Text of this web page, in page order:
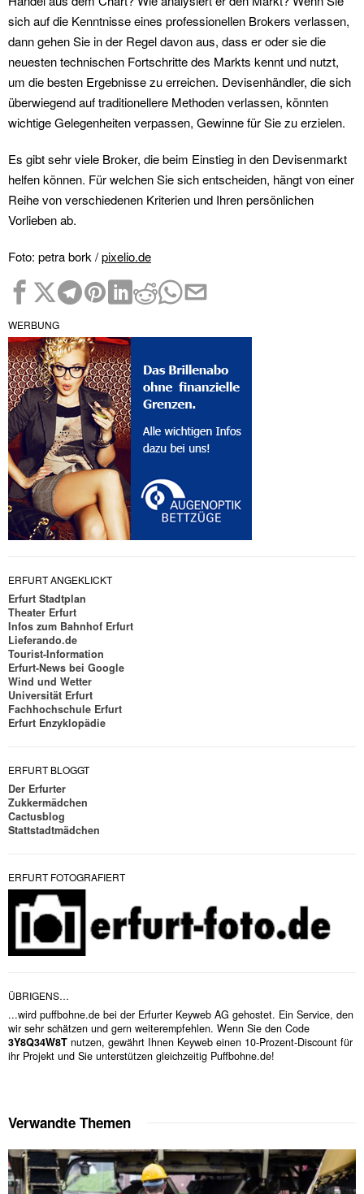
sich auf die Kenntnisse eines professionellen Brokers verlassen,
dann gehen Sie in der Regel davon aus, dass er oder sie die
neuesten technischen Fortschritte des Markts kennt und nutzt,
um die besten Ergebnisse zu erreichen. Devisenhändler, die sich
überwiegend auf traditionellere Methoden verlassen, könnten
wichtige Gelegenheiten verpassen, Gewinne für Sie zu erzielen.
Es gibt sehr viele Broker, die beim Einstieg in den Devisenmarkt
helfen können. Für welchen Sie sich entscheiden, hängt von einer
Reihe von verschiedenen Kriterien und Ihren persönlichen
Vorlieben ab.
Foto: petra bork /pixelio.de
WERBUNG
ERFURT ANGEKLICKT
Erfurt Stadtplan
Theater Erfurt
Infos zum Bahnhof Erfurt
Lieferando.de
Tourist-Information
Erfurt-News bei Google
Wind und Wetter
Universität Erfurt
Fachhochschule Erfurt
Erfurt Enzyklopädie
ERFURT BLOGGT
Der Erfurter
Zukkermädchen
Cactusblog
Stattstadtmädchen
ERFURT FOTOGRAFIERT
ÜBRIGENS…
...wird puffbohne.de bei der Erfurter Keyweb AG gehostet. Ein Service, den
wir sehr schätzen und gern weiterempfehlen. Wenn Sie den Code
3Y8Q34W8T nutzen, gewährt Ihnen Keyweb einen 10-Prozent-Discount für
ihr Projekt und Sie unterstützen gleichzeitig Puffbohne.de!
Verwandte Themen